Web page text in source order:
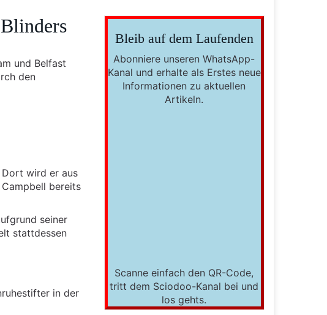
und Belfast
den
Dort wird er aus
bereits
seiner
stattdessen
in der
Bleib auf dem Laufenden
Abonniere unseren WhatsApp-
Kanal und erhalte als Erstes neue
Informationen zu aktuellen
Artikeln.
Scanne einfach den QR-Code,
tritt dem Sciodoo-Kanal bei und
los gehts.